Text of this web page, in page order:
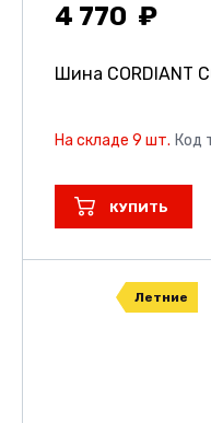
4 770
Шина CORDIANT
На складе 9 шт. Код
КУПИТЬ
Летние